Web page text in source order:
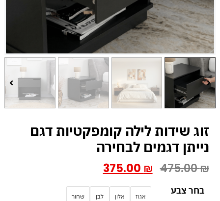
זוג שידות לילה קומפקטיות דגם
נייתן דגמים לבחירה
475.00₪
375.00 ₪
בחר צבע אגוז אלון לבן שחור